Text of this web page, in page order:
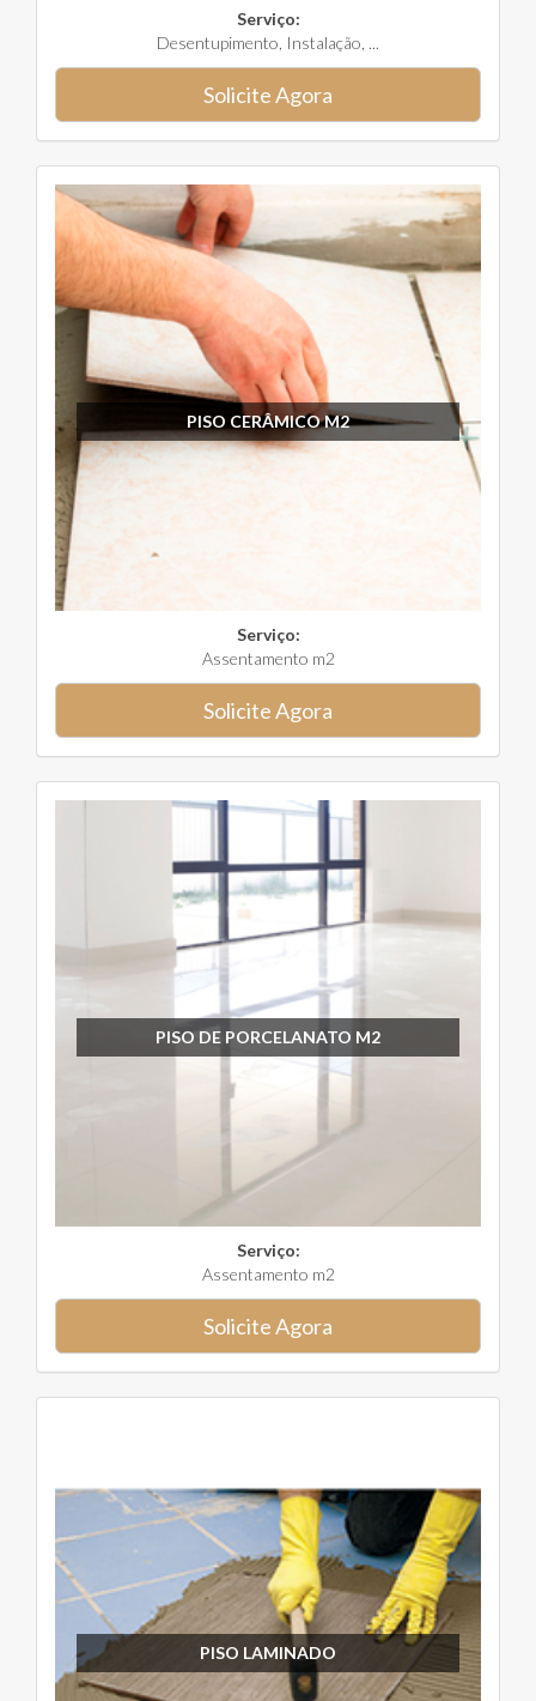
Serviço:
Desentupimento, Instalação, ...
Solicite Agora
PISO CERÂMICO M2
Serviço:
Assentamento m2
Solicite Agora
PISO DE PORCELANATO M2
Serviço:
Assentamento m2
Solicite Agora
PISO LAMINADO